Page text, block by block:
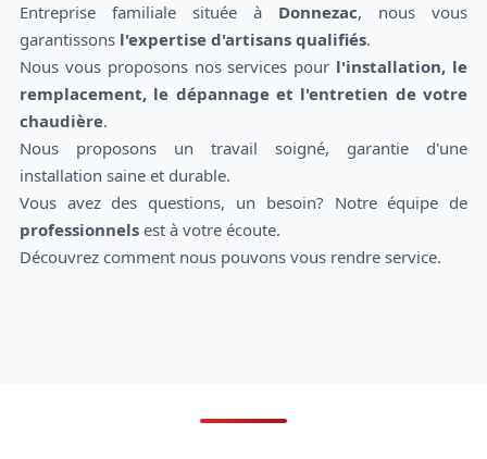
Entreprise familiale située à Donnezac, nous vous
garantissons l'expertise d'artisans qualifiés.
Nous vous proposons nos services pour l'installation, le
remplacement, le dépannage et l'entretien de votre
chaudière.
Nous proposons un travail soigné, garantie d'une
installation saine et durable.
Vous avez des questions, un besoin? Notre équipe de
professionnelsest à votre écoute.
Découvrez comment nous pouvons vous rendre service.